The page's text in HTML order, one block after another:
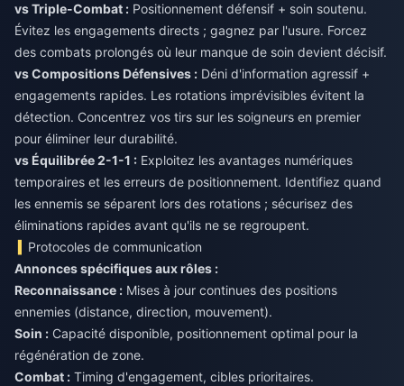
vs Triple-Combat : Positionnement défensif + soin soutenu.
Évitez les engagements directs ; gagnez par l'usure. Forcez
vs Compositions Défensives : Déni d'information agressif +
engagements rapides. Les rotations imprévisibles évitent la
détection. Concentrez vos tirs sur les soigneurs en premier
vs Équilibrée 2-1-1 : Exploitez les avantages numériques
temporaires et les erreurs de positionnement. Identifiez quand
les ennemis se séparent lors des rotations ; sécurisez des
éliminations rapides avant qu'ils ne se regroupent.
Protocoles de communication
Annonces spécifiques aux rôles :
Reconnaissance : Mises à jour continues des positions
ennemies (distance, direction, mouvement).
Soin : Capacité disponible, positionnement optimal pour la
régénération de zone.
Combat : Timing d'engagement, cibles prioritaires.